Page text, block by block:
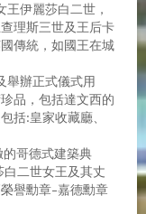
伊麗莎白二世，
理斯三世及王后卡
傳統，如國王在城
舉辦正式儀式用
品，包括達文西的
括:皇家收藏廳、
哥德式建築典
二世女王及其丈
譽勳章-嘉德勳章